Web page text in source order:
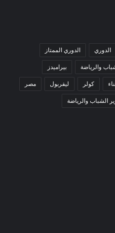
الدوري الدوري الممتاز
والرياضة بيراميدز
كولر ليفربول مصر
الشباب والرياضة